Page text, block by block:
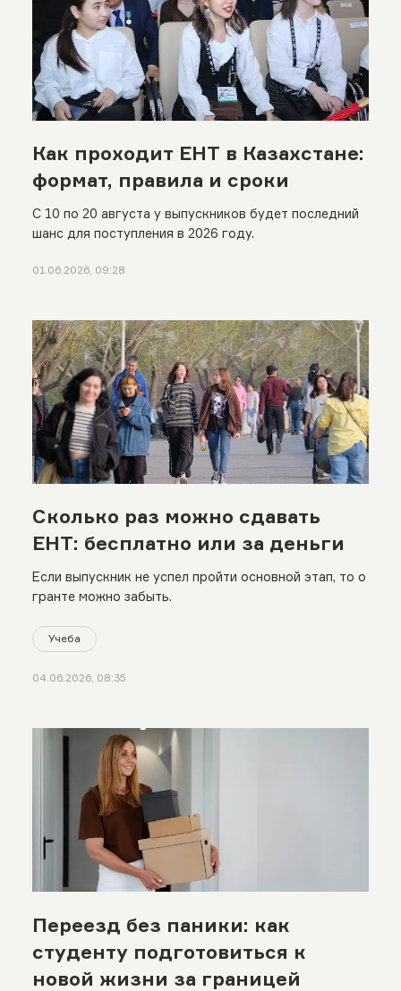
Как проходит ЕНТ в Казахстане:
формат, правила и сроки
С 10 по 20 августа у выпускников будет последний
шанс для поступления в 2026 году.
01.06.2026, 09:28
Сколько раз можно сдавать
ЕНТ: бесплатно или за деньги
Если выпускник не успел пройти основной этап, то о
гранте можно забыть.
Учеба
04.06.2026, 08:35
Переезд без паники: как
студенту подготовиться к
новой жизни за границей